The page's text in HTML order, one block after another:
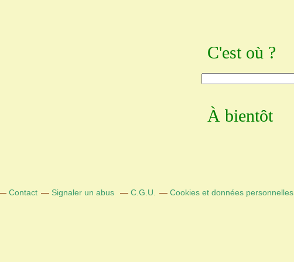
C'est où ?
À bientôt
Contact Signaler un abus C.G.U. Cookies et données personnelles